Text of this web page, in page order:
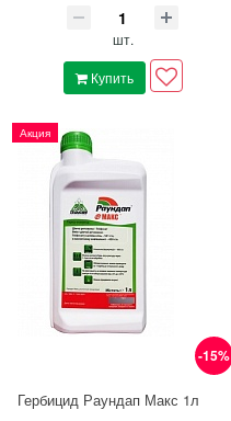
шт.
Купить
-15%
Акция
Гербицид Раундап Макс 1л